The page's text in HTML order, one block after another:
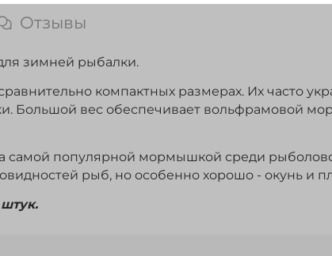
Отзывы
зимней рыбалки.
компактных размерах. Их часто
Большой вес обеспечивает вольфрамовой
самой популярной мормышкой среди
рыб, но особенно хорошо - окунь и